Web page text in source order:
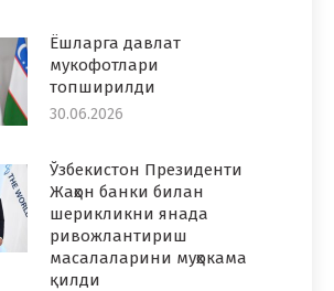
Ёшларга давлат
мукофотлари
топширилди
30.06.2026
Ўзбекистон Президенти
Жаҳон банки билан
шерикликни янада
ривожлантириш
масалаларини муҳокама
қилди